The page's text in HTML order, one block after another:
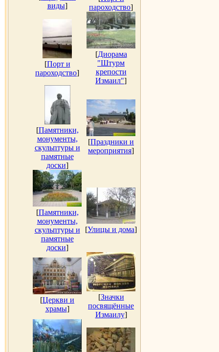
виды]
пароходство]
[Порт и
пароходство]
[Диорама
"Штурм
крепости
Измаил"]
[Памятники,
монументы,
скульптуры и
памятные
доски]
[Праздники и
мероприятия]
[Памятники,
монументы,
скульптуры и
памятные
доски]
[Улицы и дома]
[Церкви и
храмы]
[Значки
посвящённые
Измаилу]